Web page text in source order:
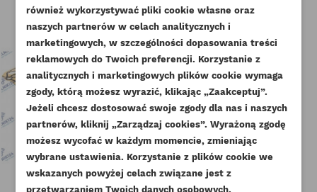
UTWÓRZ LISTĘ ŻYCZEŃ
NAZWA LISTY ŻYCZEŃ
ZALOGUJ SIĘ
Musisz być zalogowany by zapisać produkty na
również wykorzystywać pliki cookie własne oraz
naszych partnerów w celach analitycznych i
marketingowych, w szczególności dopasowania treści
reklamowych do Twoich preferencji. Korzystanie z
analitycznych i marketingowych plików cookie wymaga
zgody, którą możesz wyrazić, klikając „Zaakceptuj”.
Jeżeli chcesz dostosować swoje zgody dla nas i naszych
partnerów, kliknij „Zarządzaj cookies”. Wyrażoną zgodę
możesz wycofać w każdym momencie, zmieniając
wybrane ustawienia. Korzystanie z plików cookie we
wskazanych powyżej celach związane jest z
przetwarzaniem Twoich danych osobowych.